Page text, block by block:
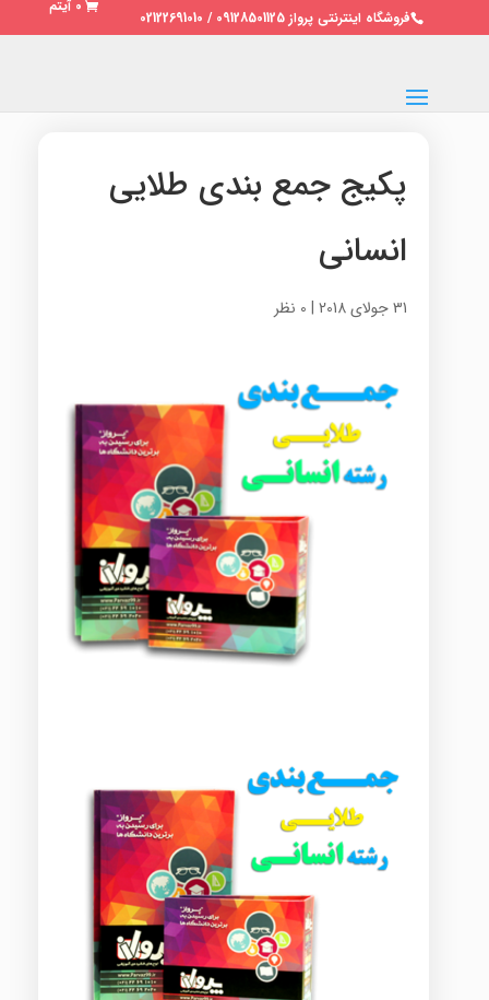
فروشگاه اینترنتی پرواز 09128501125 / 02122691010
0 آیتم
پکیج جمع بندی طلایی
انسانی
31 جولای 2018 | 0 نظر